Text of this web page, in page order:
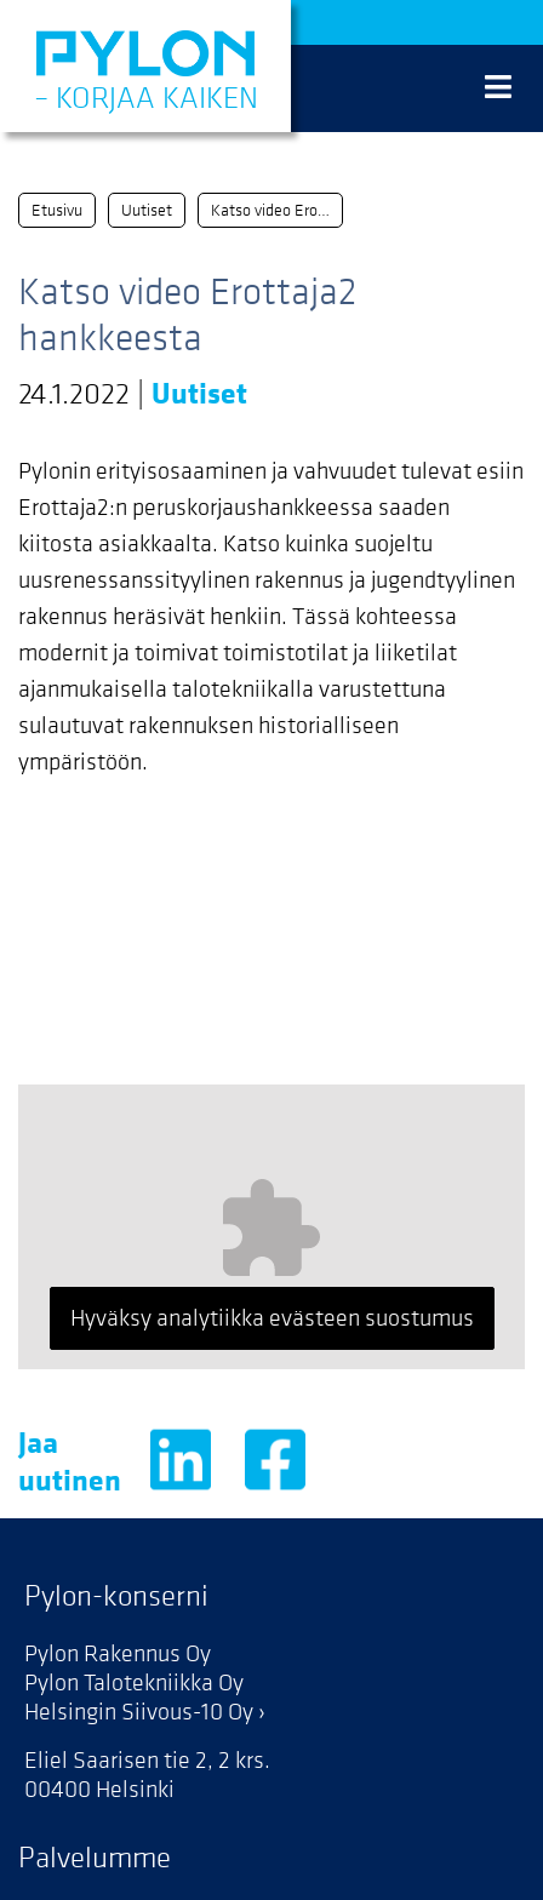
sisältöön
– KORJAA KAIKEN
Etusivu Uutiset Katso video Erottaja2 hankkeesta
Katso video Erottaja2
hankkeesta
24.1.2022 Uutiset
Pylonin erityisosaaminen ja vahvuudet tulevat esiin
Erottaja2:n peruskorjaushankkeessa saaden
kiitosta asiakkaalta. Katso kuinka suojeltu
uusrenessanssityylinen rakennus ja jugendtyylinen
rakennus heräsivät henkiin. Tässä kohteessa
modernit ja toimivat toimistotilat ja liiketilat
ajanmukaisella talotekniikalla varustettuna
sulautuvat rakennuksen historialliseen
ympäristöön.
Hyväksy analytiikka evästeen suostumus
Jaa
uutinen
Pylon-konserni
Pylon Rakennus Oy
Pylon Talotekniikka Oy
Helsingin Siivous-10 Oy
Eliel Saarisen tie 2, 2 krs.
00400 Helsinki
Palvelumme